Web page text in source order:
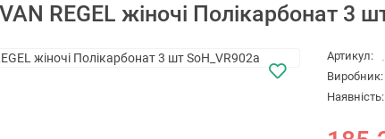
REGEL жіночі Полікарбонат 3
Артикул:
Виробник:
Наявність: